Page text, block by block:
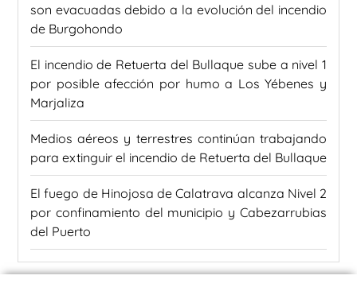
son evacuadas debido a la evolución del incendio
de Burgohondo
El incendio de Retuerta del Bullaque sube a nivel 1
por posible afección por humo a Los Yébenes y
Marjaliza
Medios aéreos y terrestres continúan trabajando
para extinguir el incendio de Retuerta del Bullaque
El fuego de Hinojosa de Calatrava alcanza Nivel 2
por confinamiento del municipio y Cabezarrubias
del Puerto